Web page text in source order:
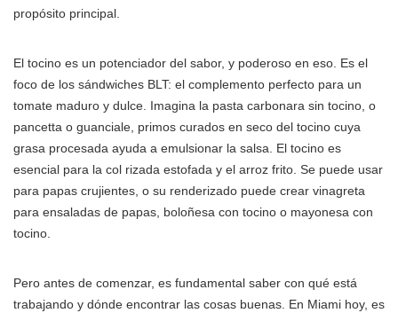
propósito principal.
El tocino es un potenciador del sabor, y poderoso en eso. Es el
foco de los sándwiches BLT: el complemento perfecto para un
tomate maduro y dulce. Imagina la pasta carbonara sin tocino, o
pancetta o guanciale, primos curados en seco del tocino cuya
grasa procesada ayuda a emulsionar la salsa. El tocino es
esencial para la col rizada estofada y el arroz frito. Se puede usar
para papas crujientes, o su renderizado puede crear vinagreta
para ensaladas de papas, boloñesa con tocino o mayonesa con
tocino.
Pero antes de comenzar, es fundamental saber con qué está
trabajando y dónde encontrar las cosas buenas. En Miami hoy, es